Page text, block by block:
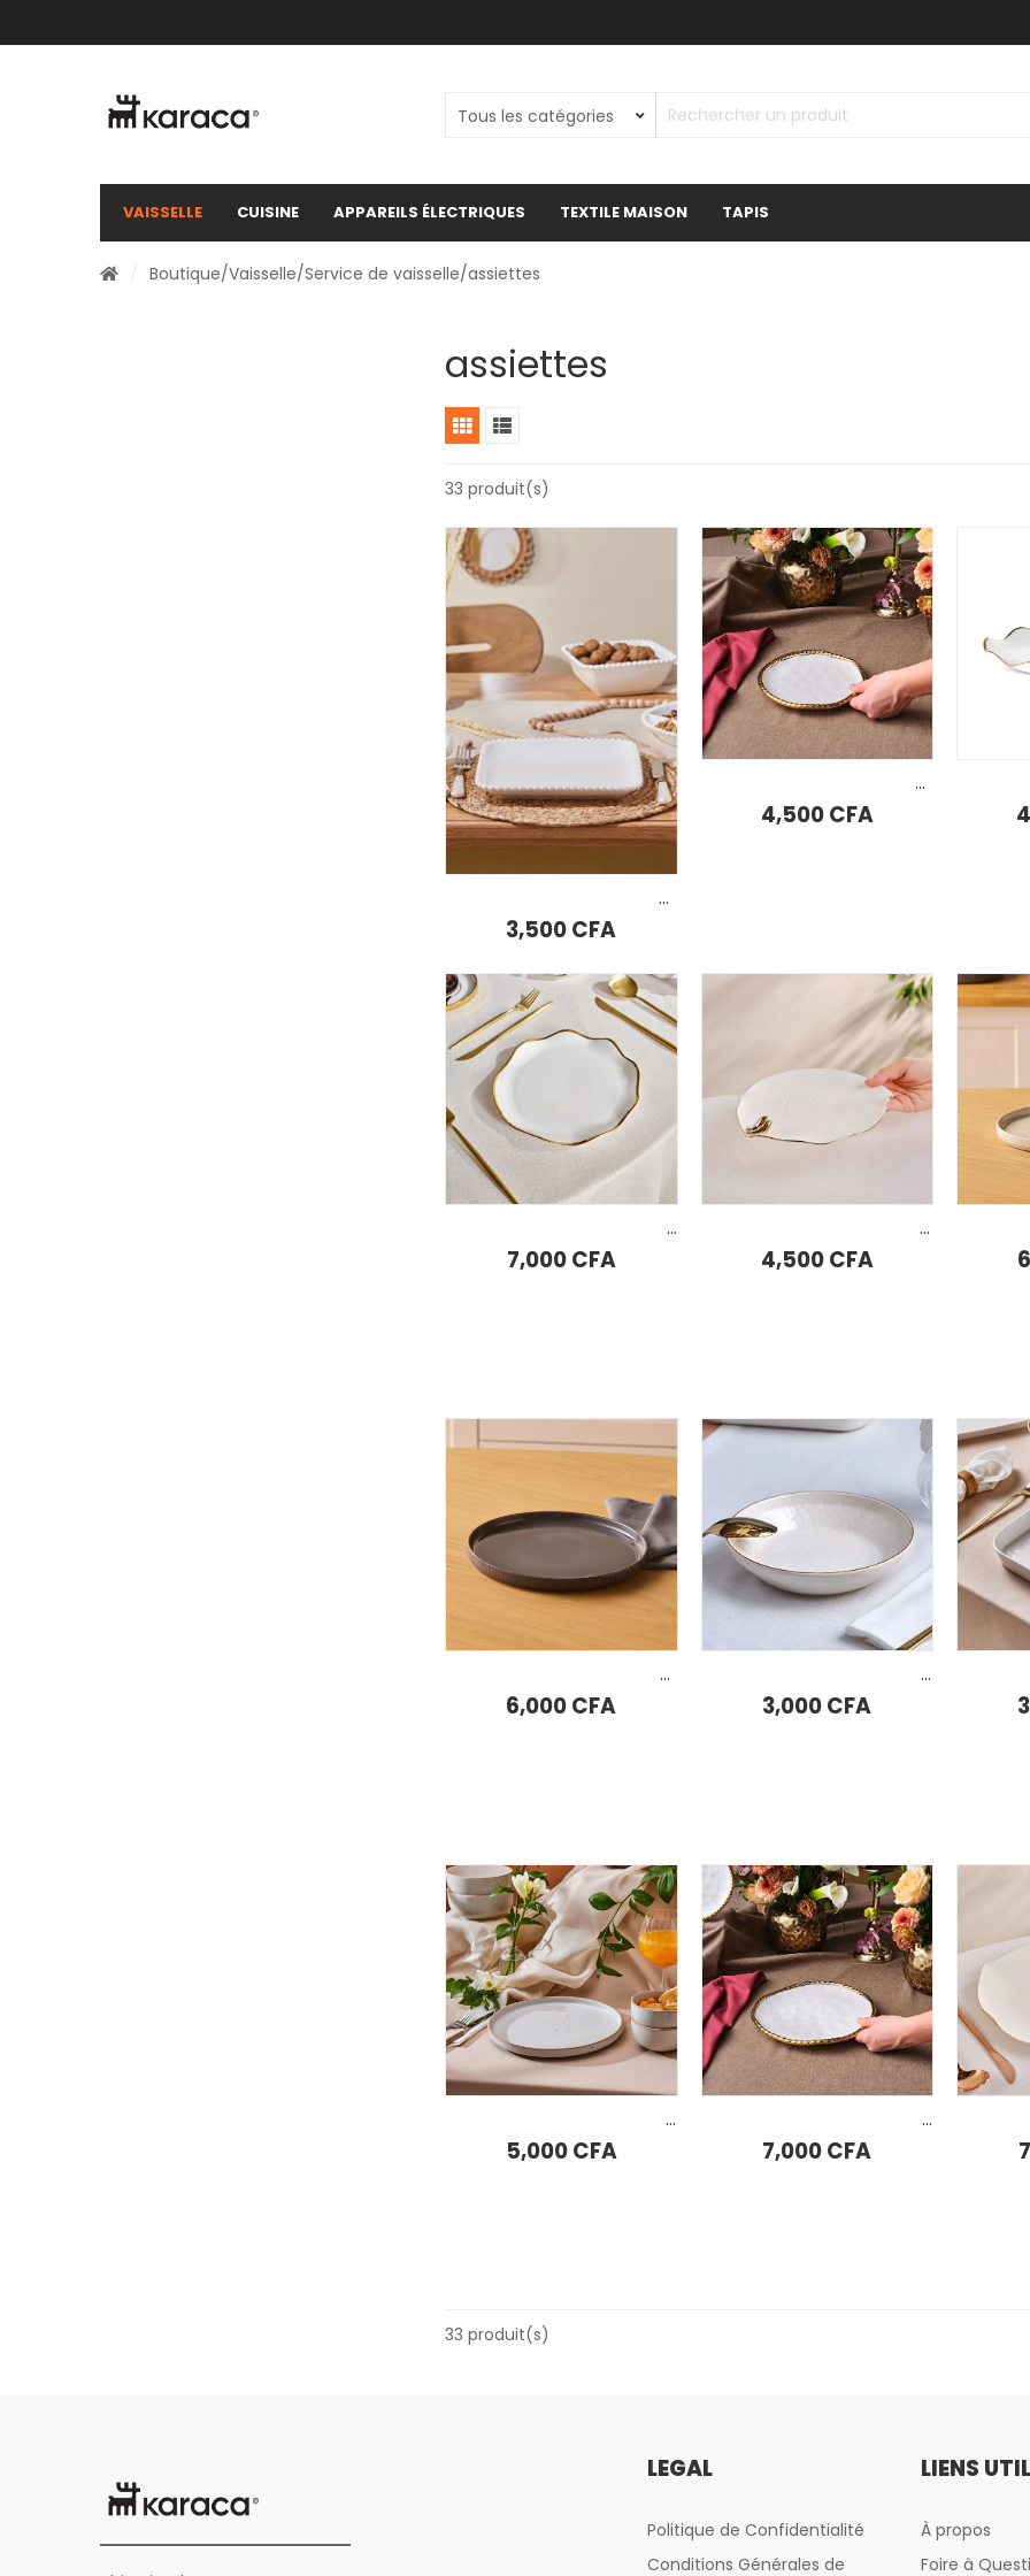
VAISSELLE CUISINE APPAREILS ÉLECTRIQUES TEXTILE MAISON TAPIS
Boutique/Vaisselle/Service de vaisselle/assiettes
assiettes
33 produit(s)
Assiette à dessert Karaca Carmen Perla 18 cm
3,500CFA
Assiette à dessert Karaca Goldest 20 cm
4,500CFA
AJOUTER AU PANIER
Assiette à dîner Karaca X Müge Anlı 26 cm
7,000CFA
Assiette à gâteau à motifs d’oiseaux dorés Karaca X Müge Anlı 21 cm
4,500CFA
AJOUTER AU PANIER
Assiette à pâtes Karaca Massimo Anthracite 21 cm
6,000CFA
Assiette creuse Karaca Calvin 18 cm
3,000CFA
AJOUTER AU PANIER
Assiette de service Karaca Chicago Dot Reagent 26 cm
5,000CFA
Assiette de service Karaca Goldest 25 cm
7,000CFA
33 produit(s)
LÉGAL
Politique de Confidentialité
Conditions Générales de
LIENS
À propos
Foire à